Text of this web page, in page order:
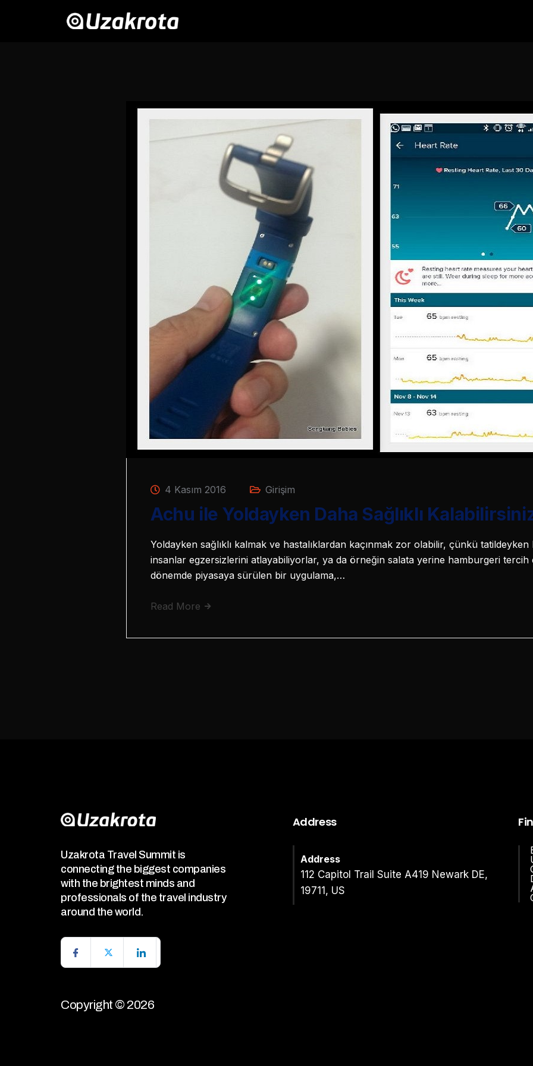
4 Kasım 2016 Girişim
Achu ile Yoldayken Daha Sağlıklı
Yoldayken sağlıklı kalmak ve hastalıklardan kaçınmak zor olabilir, çünkü
insanlar egzersizlerini atlayabiliyorlar, ya da örneğin salata yerine hamburgeri tercih
dönemde piyasaya sürülen bir uygulama,…
Read More
Uzakrota Travel Summit is
connecting the biggest companies
with the brightest minds and
professionals of the travel industry
around the world.
Copyright © 2026
Address
Address
112 Capitol Trail Suite A419 Newark DE,
19711, US